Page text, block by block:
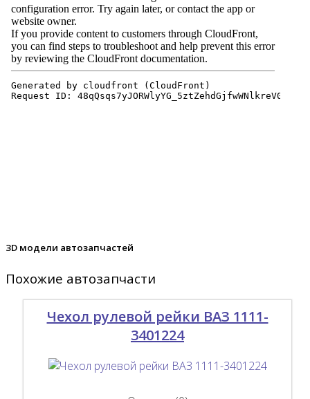
3D модели автозапчастей
Похожие автозапчасти
Чехол рулевой рейки ВАЗ 1111-
3401224